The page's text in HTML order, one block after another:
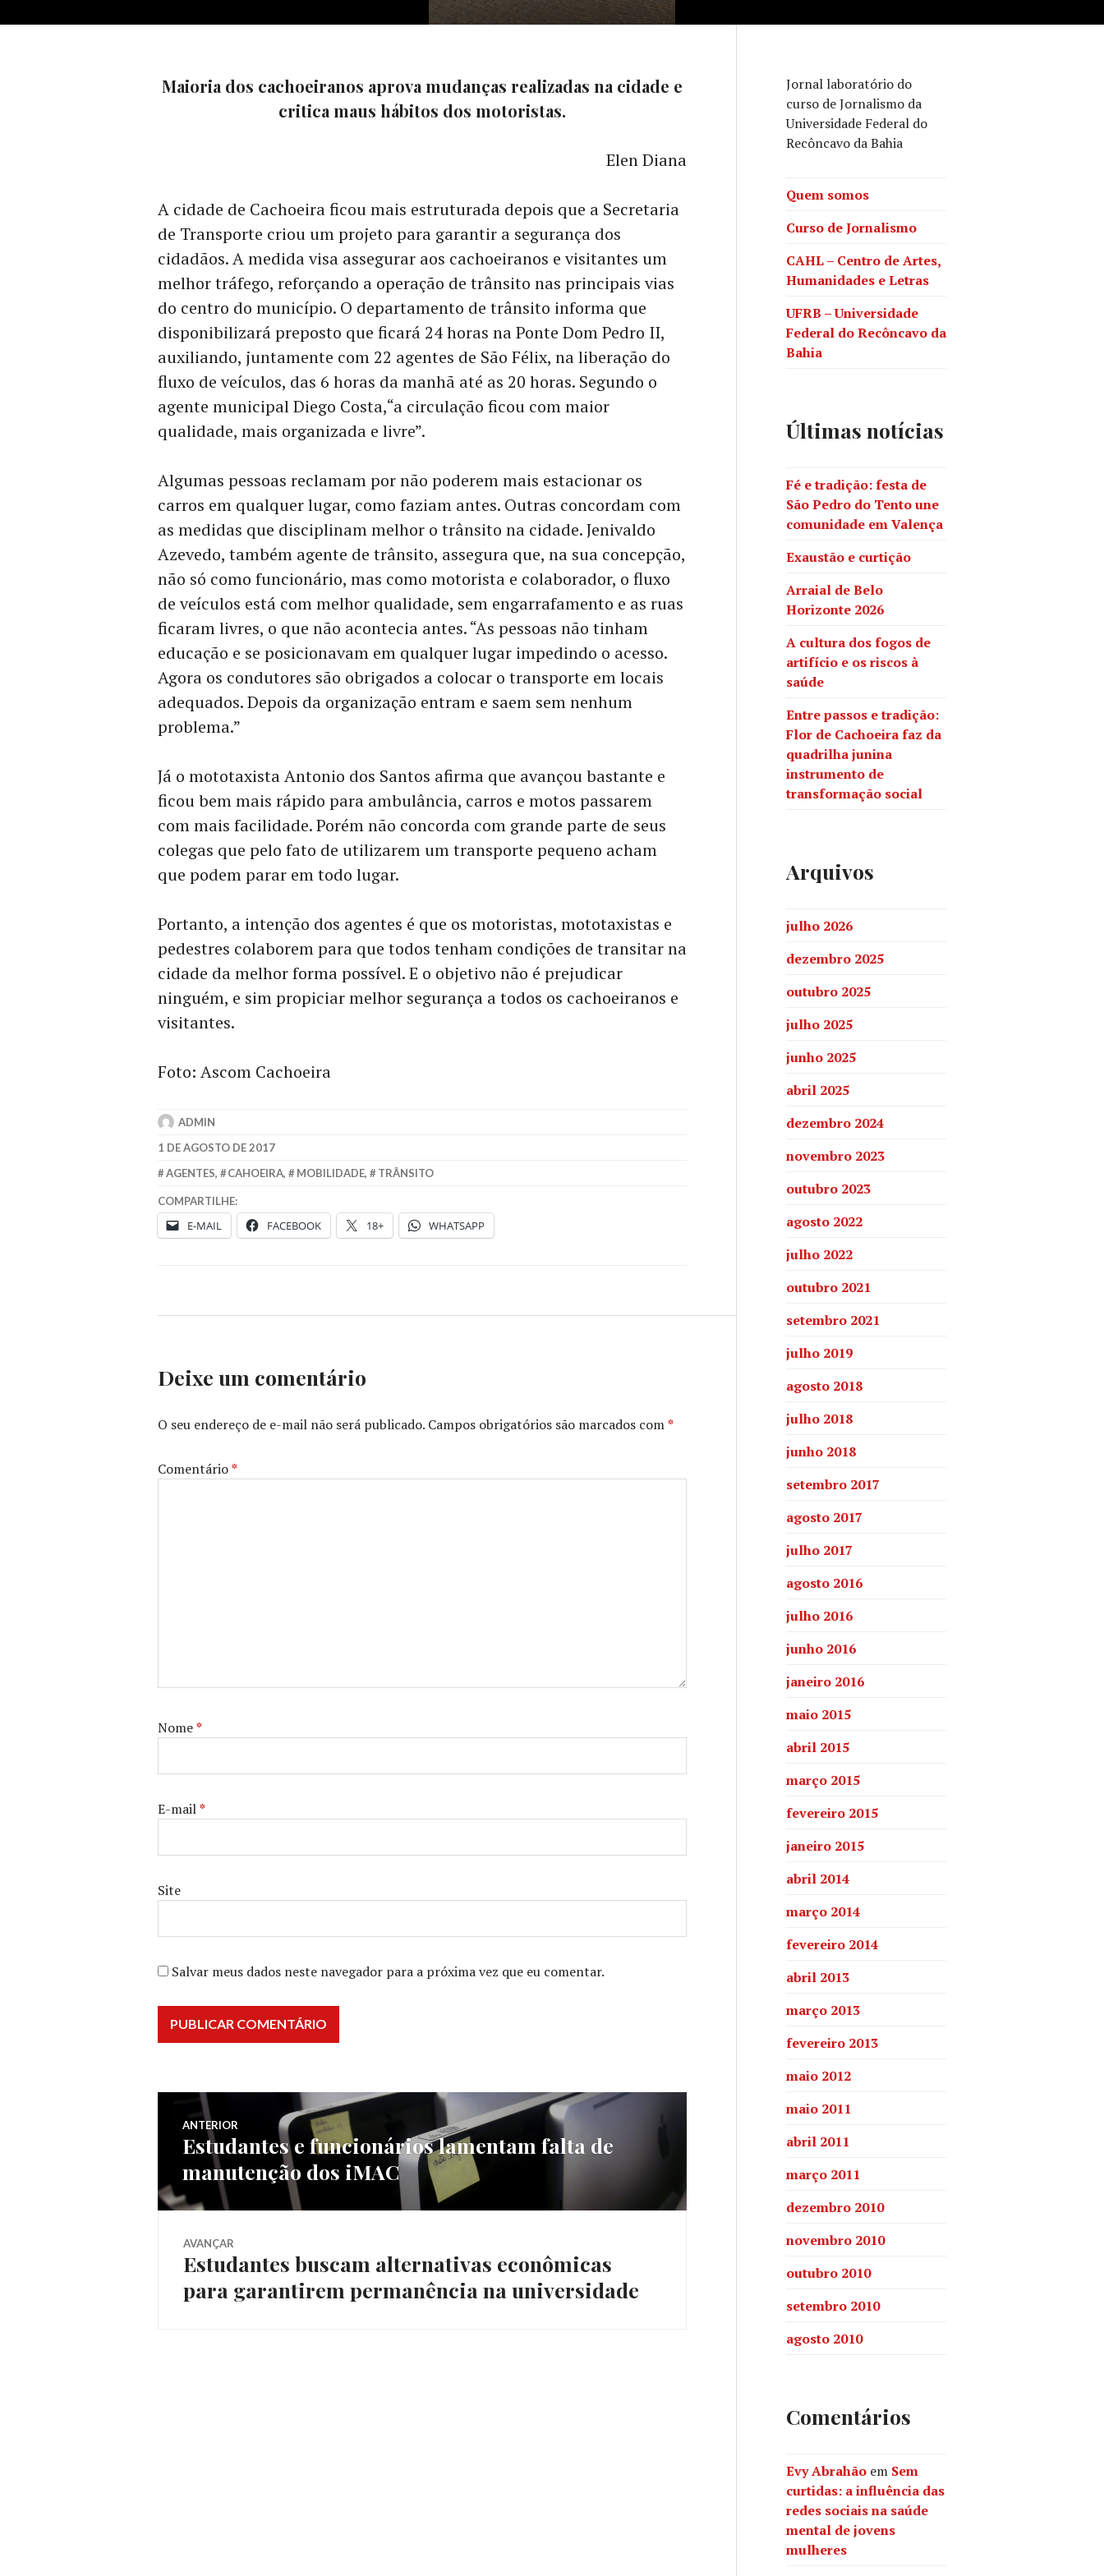
Maioria dos cachoeiranos aprova mudanças realizadas na cidade e
critica maus hábitos dos motoristas.
Elen Diana
A cidade de Cachoeira ficou mais estruturada depois que a Secretaria
de Transporte criou um projeto para garantir a segurança dos
cidadãos. A medida visa assegurar aos cachoeiranos e visitantes um
melhor tráfego, reforçando a operação de trânsito nas principais vias
do centro do município. O departamento de trânsito informa que
disponibilizará preposto que ficará 24 horas na Ponte Dom Pedro II,
auxiliando, juntamente com 22 agentes de São Félix, na liberação do
fluxo de veículos, das 6 horas da manhã até as 20 horas. Segundo o
agente municipal Diego Costa,“a circulação ficou com maior
qualidade, mais organizada e livre”.
Algumas pessoas reclamam por não poderem mais estacionar os
carros em qualquer lugar, como faziam antes. Outras concordam com
as medidas que disciplinam melhor o trânsito na cidade. Jenivaldo
Azevedo, também agente de trânsito, assegura que, na sua concepção,
não só como funcionário, mas como motorista e colaborador, o fluxo
de veículos está com melhor qualidade, sem engarrafamento e as ruas
ficaram livres, o que não acontecia antes. “As pessoas não tinham
educação e se posicionavam em qualquer lugar impedindo o acesso.
Agora os condutores são obrigados a colocar o transporte em locais
adequados. Depois da organização entram e saem sem nenhum
problema.”
Já o mototaxista Antonio dos Santos afirma que avançou bastante e
ficou bem mais rápido para ambulância, carros e motos passarem
com mais facilidade. Porém não concorda com grande parte de seus
colegas que pelo fato de utilizarem um transporte pequeno acham
que podem parar em todo lugar.
Portanto, a intenção dos agentes é que os motoristas, mototaxistas e
pedestres colaborem para que todos tenham condições de transitar na
cidade da melhor forma possível. E o objetivo não é prejudicar
ninguém, e sim propiciar melhor segurança a todos os cachoeiranos e
visitantes.
Foto: Ascom Cachoeira
ADMIN
1 DE AGOSTO DE 2017
AGENTES, CAHOEIRA, MOBILIDADE, TRÂNSITO
COMPARTILHE:
E-MAIL FACEBOOK 18+ WHATSAPP
Deixe um comentário
O seu endereço de e-mail não será publicado. Campos obrigatórios são marcados com*
Comentário*
Nome*
E-mail*
Site
Salvar meus dados neste navegador para a próxima vez que eu comentar.
Navegação
de
Post
ANTERIOR
Post
anterior:
Estudantes e funcionários lamentam falta de
manutenção dos iMAC
AVANÇAR
Próximo
post:
Estudantes buscam alternativas econômicas
para garantirem permanência na universidade
Jornal laboratório do
curso de Jornalismo da
Universidade Federal do
Recôncavo da Bahia
Quem somos
Curso de Jornalismo
CAHL – Centro de Artes,
Humanidades e Letras
UFRB – Universidade
Federal do Recôncavo da
Bahia
Últimas notícias
Fé e tradição: festa de
São Pedro do Tento une
comunidade em Valença
Exaustão e curtição
Arraial de Belo
Horizonte 2026
A cultura dos fogos de
artifício e os riscos à
saúde
Entre passos e tradição:
Flor de Cachoeira faz da
quadrilha junina
instrumento de
transformação social
Arquivos
julho 2026
dezembro 2025
outubro 2025
julho 2025
junho 2025
abril 2025
dezembro 2024
novembro 2023
outubro 2023
agosto 2022
julho 2022
outubro 2021
setembro 2021
julho 2019
agosto 2018
julho 2018
junho 2018
setembro 2017
agosto 2017
julho 2017
agosto 2016
julho 2016
junho 2016
janeiro 2016
maio 2015
abril 2015
março 2015
fevereiro 2015
janeiro 2015
abril 2014
março 2014
fevereiro 2014
abril 2013
março 2013
fevereiro 2013
maio 2012
maio 2011
abril 2011
março 2011
dezembro 2010
novembro 2010
outubro 2010
setembro 2010
agosto 2010
Comentários
Evy Abrahão em Sem
curtidas: a influência das
redes sociais na saúde
mental de jovens
mulheres